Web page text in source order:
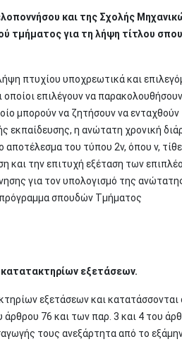
και της Σχολής
τμήματος για τη λήψη τίτλου
πτυχίου υποχρεωτικά και
επιλέγουν να παρακολουθήσουν
μπορούν να ζητήσουν να ενταχθούν
εκπαίδευσης, η ανώτατη χρονική
του τύπου 2ν, όπου ν,
και την επιτυχή εξέταση των
για τον υπολογισμό της
σπουδών Τμήματος
εξετάσεων.
εξετάσεων και κατατάσσονται
76 και των παρ. 3 και 4 του
τους ανεξάρτητα από το